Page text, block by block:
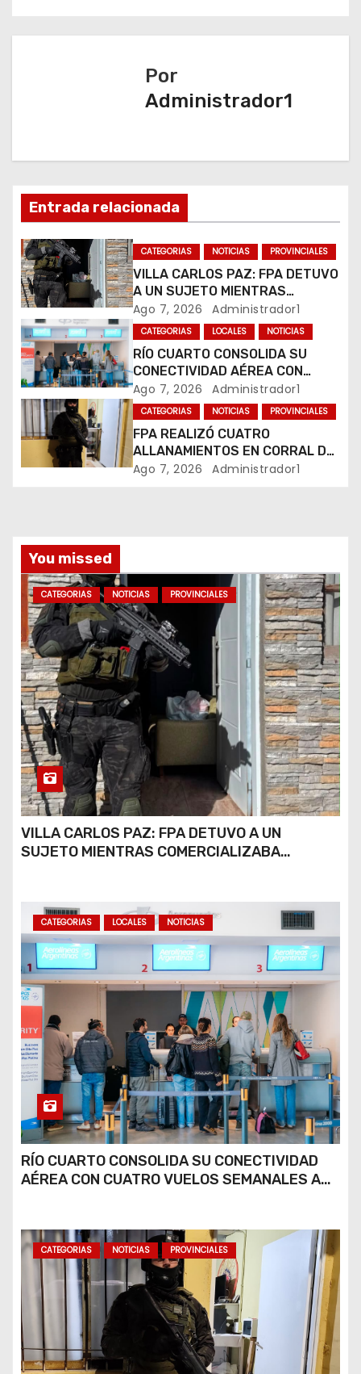
g
n
d
e
e
n
t
r
a
s
Por
Administrador1
Entrada relacionada
CATEGORIAS NOTICIAS PROVINCIALES
VILLA CARLOS PAZ: FPA DETUVO
A UN SUJETO MIENTRAS
COMERCIALIZABA COCAÍNA Y
MARIHUANA EN UNA PLAZA
Ago 7, 2026 Administrador1
CATEGORIAS LOCALES NOTICIAS
RÍO CUARTO CONSOLIDA SU
CONECTIVIDAD AÉREA CON
CUATRO VUELOS SEMANALES A
BUENOS AIRES
Ago 7, 2026 Administrador1
CATEGORIAS NOTICIAS PROVINCIALES
FPA REALIZÓ CUATRO
ALLANAMIENTOS EN CORRAL DE
BUSTOS-IFFLINGER
Ago 7, 2026 Administrador1
You missed
CATEGORIAS NOTICIAS PROVINCIALES
VILLA CARLOS PAZ: FPA DETUVO A UN
SUJETO MIENTRAS COMERCIALIZABA
CATEGORIAS LOCALES NOTICIAS
RÍO CUARTO CONSOLIDA SU CONECTIVIDAD
AÉREA CON CUATRO VUELOS SEMANALES A
CATEGORIAS NOTICIAS PROVINCIALES